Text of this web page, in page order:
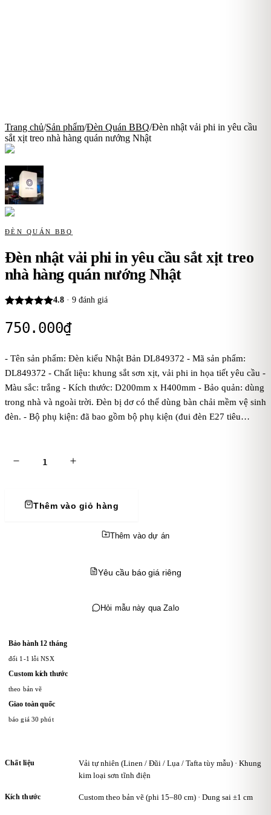
Trang chủ/Sản phẩm/Đèn Quán BBQ/Đèn nhật vải phi in yêu cầu
sắt xịt treo nhà hàng quán nướng Nhật
ĐÈN QUÁN BBQ
Đèn nhật vải phi in yêu cầu sắt xịt treo
nhà hàng quán nướng Nhật
4.8 · 9 đánh giá
750.000₫
- Tên sản phẩm: Đèn kiểu Nhật Bản DL849372 - Mã sản phẩm:
DL849372 - Chất liệu: khung sắt sơn xịt, vải phi in họa tiết yêu cầu -
Màu sắc: trắng - Kích thước: D200mm x H400mm - Bảo quản: dùng
trong nhà và ngoài trời. Đèn bị dơ có thể dùng bàn chải mềm vệ sinh
đèn. - Bộ phụ kiện: đã bao gồm bộ phụ kiện (đui đèn E27 tiêu
ấm áp hơn. - Điện áp: dòng điện 220V
Thêm vào giỏ hàng
Thêm vào dự án
Yêu cầu báo giá riêng
Hỏi mẫu này qua Zalo
Bảo hành 12 tháng
đổi 1-1 lỗi NSX
Custom kích thước
theo bản vẽ
Giao toàn quốc
báo giá 30 phút
Chất liệu
Vải tự nhiên (Linen / Đũi / Lụa / Tafta tùy mẫu) · Khung
kim loại sơn tĩnh điện
Kích thước Custom theo bản vẽ (phi 15–80 cm) · Dung sai ±1 cm